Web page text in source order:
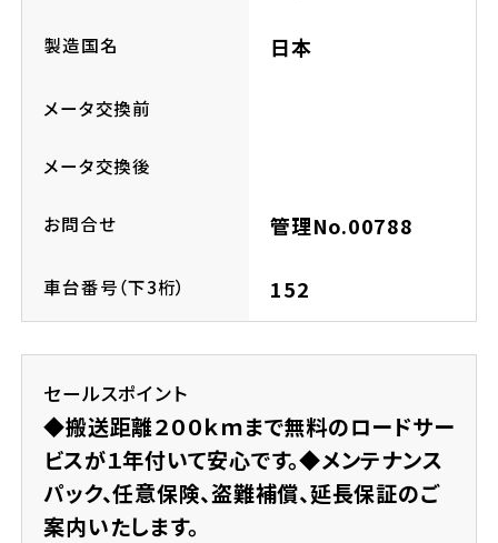
製造国名 日本
メータ交換前
メータ交換後
お問合せ 管理No.00788
車台番号（下3桁） 152
セールスポイント
◆搬送距離２００ｋｍまで無料のロードサー
ビスが１年付いて安心です。◆メンテナンス
パック、任意保険、盗難補償、延長保証のご
案内いたします。
ホンダドリーム 大宮
ホンダドリーム 狭山
ホンダドリーム 東浦和
ホンダドリーム 草加
ホンダドリーム 新座
茨城県
ホンダドリーム 水戸北